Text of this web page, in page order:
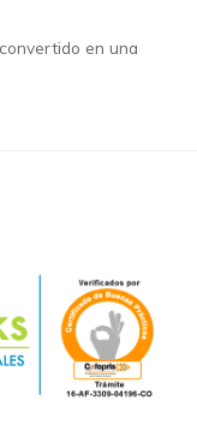
en una